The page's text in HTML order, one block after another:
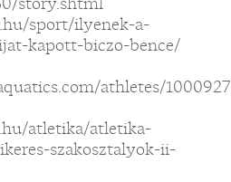
sport/ilyenek-a-
kapott-biczo-bence/
athletes/
atletika/atletika-
szakosztalyok-ii-